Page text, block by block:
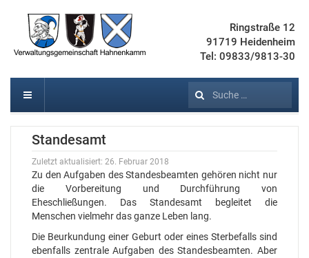
Ringstraße 12
91719 Heidenheim
Tel: 09833/9813-30
Suchen
Standesamt
Zuletzt aktualisiert: 26. Februar 2018
Zu den Aufgaben des Standesbeamten gehören nicht nur
die Vorbereitung und Durchführung von
Eheschließungen. Das Standesamt begleitet die
Menschen vielmehr das ganze Leben lang.
Die Beurkundung einer Geburt oder eines Sterbefalls sind
ebenfalls zentrale Aufgaben des Standesbeamten. Aber